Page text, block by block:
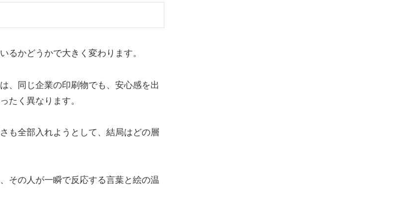
るかどうかで大きく変わります。
、同じ企業の印刷物でも、安心感を出
たく異なります。
も全部入れようとして、結局はどの層
その人が一瞬で反応する言葉と絵の温